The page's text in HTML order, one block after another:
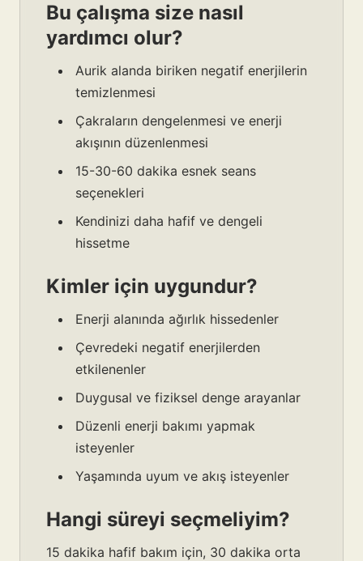
Bu çalışma size nasıl
yardımcı olur?
Aurik alanda biriken negatif enerjilerin
temizlenmesi
Çakraların dengelenmesi ve enerji
akışının düzenlenmesi
15-30-60 dakika esnek seans
seçenekleri
Kendinizi daha hafif ve dengeli
hissetme
Kimler için uygundur?
Enerji alanında ağırlık hissedenler
Çevredeki negatif enerjilerden
etkilenenler
Duygusal ve fiziksel denge arayanlar
Düzenli enerji bakımı yapmak
isteyenler
Yaşamında uyum ve akış isteyenler
Hangi süreyi seçmeliyim?
15 dakika hafif bakım için, 30 dakika orta